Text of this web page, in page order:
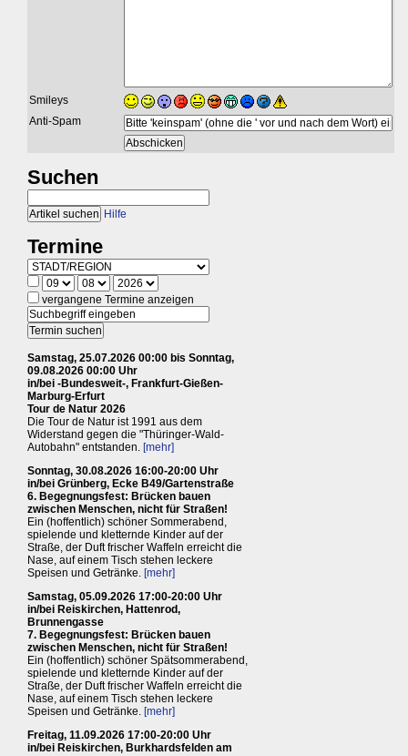
Smileys
Anti-Spam
Suchen
Hilfe
Termine
vergangene Termine anzeigen
Samstag, 25.07.2026 00:00 bis Sonntag,
09.08.2026 00:00 Uhr
in/bei -Bundesweit-, Frankfurt-Gießen-
Marburg-Erfurt
Tour de Natur 2026
Die Tour de Natur ist 1991 aus dem
Widerstand gegen die "Thüringer-Wald-
Autobahn" entstanden. [mehr]
Sonntag, 30.08.2026 16:00-20:00 Uhr
in/bei Grünberg, Ecke B49/Gartenstraße
6. Begegnungsfest: Brücken bauen
zwischen Menschen, nicht für Straßen!
Ein (hoffentlich) schöner Sommerabend,
spielende und kletternde Kinder auf der
Straße, der Duft frischer Waffeln erreicht die
Nase, auf einem Tisch stehen leckere
Speisen und Getränke. [mehr]
Samstag, 05.09.2026 17:00-20:00 Uhr
in/bei Reiskirchen, Hattenrod,
Brunnengasse
7. Begegnungsfest: Brücken bauen
zwischen Menschen, nicht für Straßen!
Ein (hoffentlich) schöner Spätsommerabend,
spielende und kletternde Kinder auf der
Straße, der Duft frischer Waffeln erreicht die
Nase, auf einem Tisch stehen leckere
Speisen und Getränke. [mehr]
Freitag, 11.09.2026 17:00-20:00 Uhr
in/bei Reiskirchen, Burkhardsfelden am